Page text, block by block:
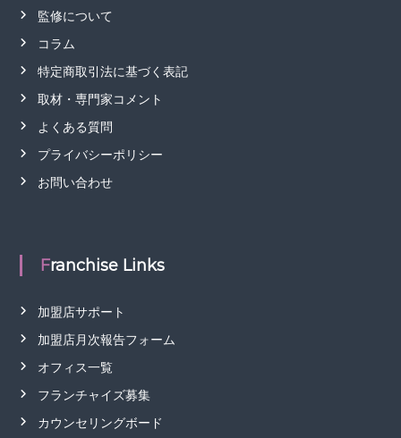
監修について
コラム
特定商取引法に基づく表記
取材・専門家コメント
よくある質問
プライバシーポリシー
お問い合わせ
Franchise Links
加盟店サポート
加盟店月次報告フォーム
オフィス一覧
フランチャイズ募集
カウンセリングボード